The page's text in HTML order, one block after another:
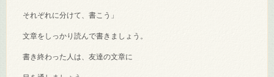
それぞれに分けて、書こう」
文章をしっかり読んで書きましょう。
書き終わった人は、友達の文章に